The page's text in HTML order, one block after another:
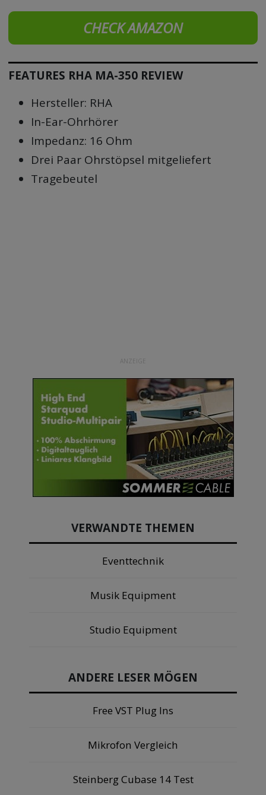
CHECK AMAZON
FEATURES RHA MA-350 REVIEW
Hersteller: RHA
In-Ear-Ohrhörer
Impedanz: 16 Ohm
Drei Paar Ohrstöpsel mitgeliefert
Tragebeutel
ANZEIGE
VERWANDTE THEMEN
Eventtechnik
Musik Equipment
Studio Equipment
ANDERE LESER MÖGEN
Free VST Plug Ins
Mikrofon Vergleich
Steinberg Cubase 14 Test